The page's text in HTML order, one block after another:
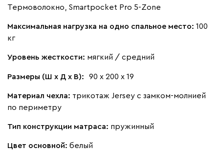
Термоволокно, Smartpocket Pro 5-Zone
Максимальная нагрузка на одно спальное место: 100
кг
Уровень жесткости: мягкий / средний
Размеры (Ш х Д х В): 90 х 200 х 19
Материал чехла: трикотаж Jersey с замком-молнией
по периметру
Тип конструкции матраса: пружинный
Цвет основной: белый